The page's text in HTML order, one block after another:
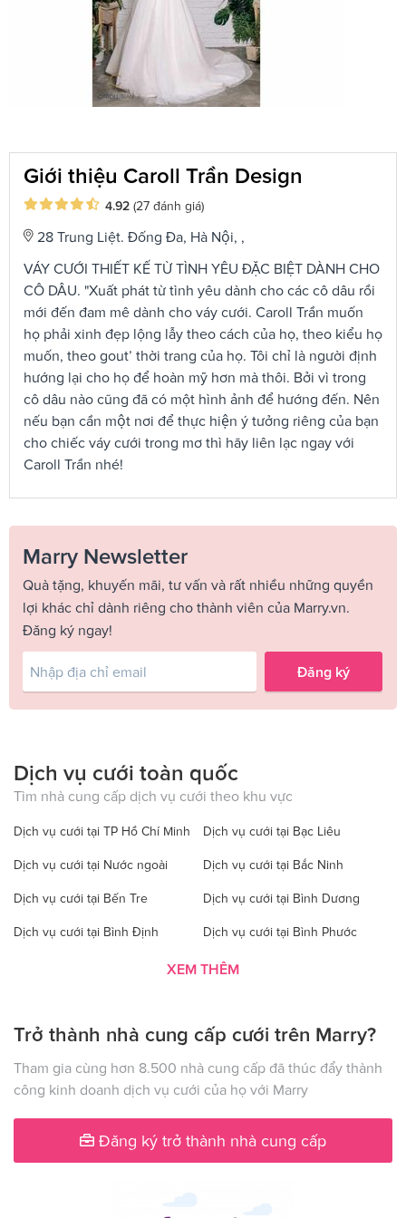
Giới thiệu Caroll Trần Design
4.92 (27 đánh giá)
28 Trung Liệt. Đống Đa, Hà Nội, ,
VÁY CƯỚI THIẾT KẾ TỪ TÌNH YÊU ĐẶC BIỆT DÀNH CHO
CÔ DÂU. "Xuất phát từ tình yêu dành cho các cô dâu rồi
mới đến đam mê dành cho váy cưới. Caroll Trần muốn
họ phải xinh đẹp lộng lẫy theo cách của họ, theo kiểu họ
muốn, theo gout’ thời trang của họ. Tôi chỉ là người định
hướng lại cho họ để hoàn mỹ hơn mà thôi. Bởi vì trong
cô dâu nào cũng đã có một hình ảnh để hướng đến. Nên
nếu bạn cần một nơi để thực hiện ý tưởng riêng của bạn
cho chiếc váy cưới trong mơ thì hãy liên lạc ngay với
Caroll Trần nhé!
Marry Newsletter
Quà tặng, khuyến mãi, tư vấn và rất nhiều những quyền
lợi khác chỉ dành riêng cho thành viên của Marry.vn.
Đăng ký ngay!
Đăng ký
Dịch vụ cưới toàn quốc
Tìm nhà cung cấp dịch vụ cưới theo khu vực
Dịch vụ cưới tại TP Hồ Chí Minh Dịch vụ cưới tại Bạc Liêu
Dịch vụ cưới tại Nước ngoài Dịch vụ cưới tại Bắc Ninh
Dịch vụ cưới tại Bến Tre Dịch vụ cưới tại Bình Dương
Dịch vụ cưới tại Bình Định Dịch vụ cưới tại Bình Phước
Dịch vụ cưới tại Bình Thuận Dịch vụ cưới tại Cà Mau
Dịch vụ cưới tại Hà Nội Dịch vụ cưới tại Đăk Nông
Dịch vụ cưới tại Điện Biên Dịch vụ cưới tại Đồng Nai
Dịch vụ cưới tại Đồng Tháp Dịch vụ cưới tại Gia Lai
Dịch vụ cưới tại Hà Giang Dịch vụ cưới tại Hà Nam
Dịch vụ cưới tại Hà Tây Dịch vụ cưới tại Hà Tĩnh
XEM THÊM
Trở thành nhà cung cấp cưới trên Marry?
Tham gia cùng hơn 8.500 nhà cung cấp đã thúc đẩy thành
công kinh doanh dịch vụ cưới của họ với Marry
Đăng ký trở thành nhà cung cấp